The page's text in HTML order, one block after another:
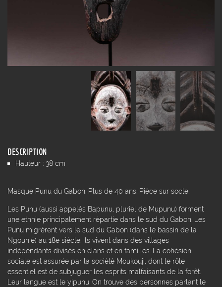
DESCRIPTION
Hauteur : 38 cm
Masque Punu du Gabon. Plus de 40 ans. Pièce sur socle.
Les Punu (aussi appelés Bapunu, pluriel de Mupunu) forment
une ethnie principalement répartie dans le sud du Gabon. Les
Punu migrèrent vers le sud du Gabon (dans le bassin de la
Ngounié) au 18e siècle. Ils vivent dans des villages
indépendants divisés en clans et en familles. La cohésion
sociale est assurée par la société Moukouji, dont le rôle
essentiel est de subjuguer les esprits malfaisants de la forêt.
Leur langue est le yipunu. On trouve des personnes parlant le